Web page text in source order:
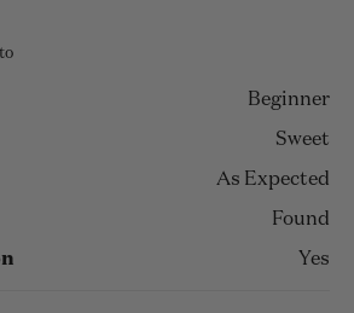
Beginner
Sweet
As Expected
Found
Yes